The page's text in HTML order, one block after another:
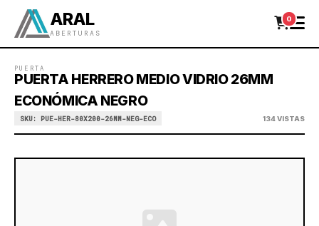
ARAL
ABERTURAS
0
PUERTA
PUERTA HERRERO MEDIO VIDRIO 26MM
ECONÓMICA NEGRO
SKU: PUE-HER-80X200-26MM-NEG-ECO 134 VISTAS